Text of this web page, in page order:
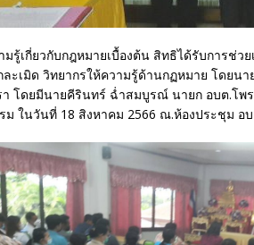
มรู้เกี่ยวกับกฎหมายเบื้องต้น สิทธิได้รับการช่ว
ละเมิด วิทยากรให้ความรู้ด้านกฏหมาย โดยน
า โดยมีนายคีรินทร์ ฉ่ำสมบูรณ์ นายก อบต.โ
ม ในวันที่ 18 สิงหาคม 2566 ณ.ห้องประชุม อบ